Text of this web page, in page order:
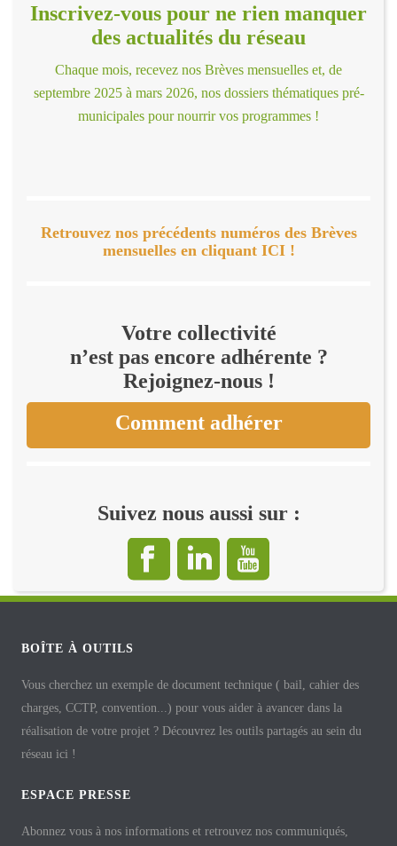
Inscrivez-vous pour ne rien manquer
des actualités du réseau
Chaque mois, recevez nos Brèves mensuelles et, de
septembre 2025 à mars 2026, nos dossiers thématiques pré-
municipales pour nourrir vos programmes !
Retrouvez nos précédents numéros des Brèves
mensuelles en cliquant ICI !
Votre collectivité
n’est pas encore adhérente ?
Rejoignez-nous !
Comment adhérer
Suivez nous aussi sur :
BOÎTE À OUTILS
Vous cherchez un exemple de document technique ( bail, cahier des
charges, CCTP, convention...) pour vous aider à avancer dans la
réalisation de votre projet ? Découvrez les outils partagés au sein du
réseau ici !
ESPACE PRESSE
Abonnez vous à nos informations et retrouvez nos communiqués,